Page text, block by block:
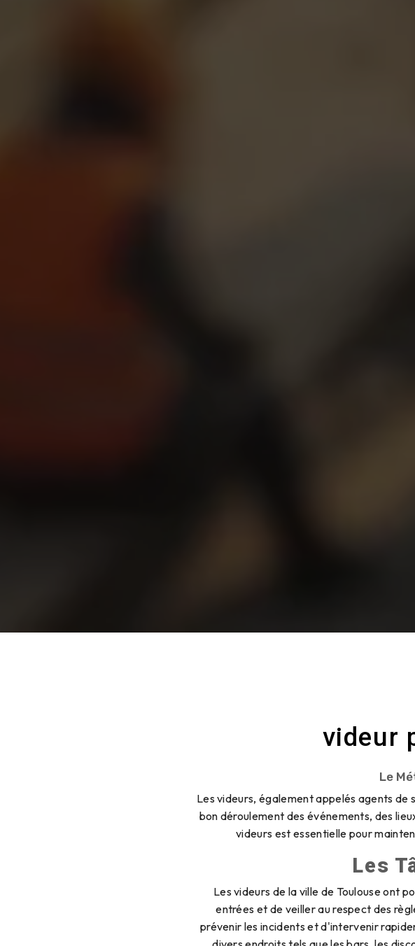
videur
Le
Les videurs, également appelés agents
bon déroulement des événements, des
videurs est essentielle pour
Les
Les videurs de la ville de Toulouse ont
entrées et de veiller au respect des
prévenir les incidents et d'intervenir